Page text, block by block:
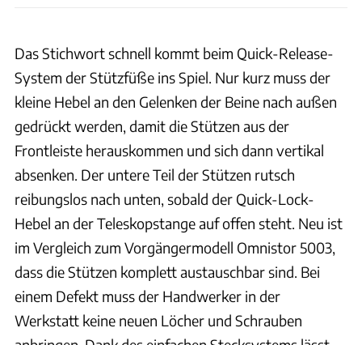
Das Stichwort schnell kommt beim Quick-Release-
System der Stützfüße ins Spiel. Nur kurz muss der
kleine Hebel an den Gelenken der Beine nach außen
gedrückt werden, damit die Stützen aus der
Frontleiste herauskommen und sich dann vertikal
absenken. Der untere Teil der Stützen rutsch
reibungslos nach unten, sobald der Quick-Lock-
Hebel an der Teleskopstange auf offen steht. Neu ist
im Vergleich zum Vorgängermodell Omnistor 5003,
dass die Stützen komplett austauschbar sind. Bei
einem Defekt muss der Handwerker in der
Werkstatt keine neuen Löcher und Schrauben